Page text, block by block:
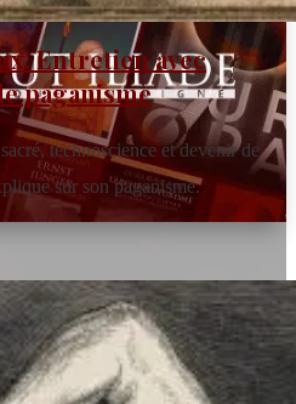
en
Entretien avec
paganisme
technoscience et devenir de
sur son paganisme.